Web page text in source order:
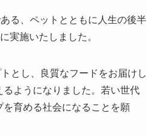
る、ペットとともに人生の後半
実施いたしました。
とし、良質なフードをお届けし
ようになりました。若い世代
育める社会になることを願